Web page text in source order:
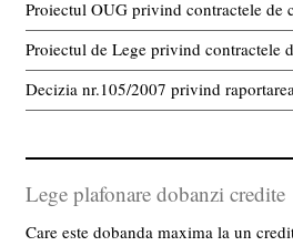
Proiectul OUG privind contractele de
Proiectul de Lege privind contractele
Decizia nr.105/2007 privind
Lege plafonare dobanzi credite
Care este dobanda maxima la un